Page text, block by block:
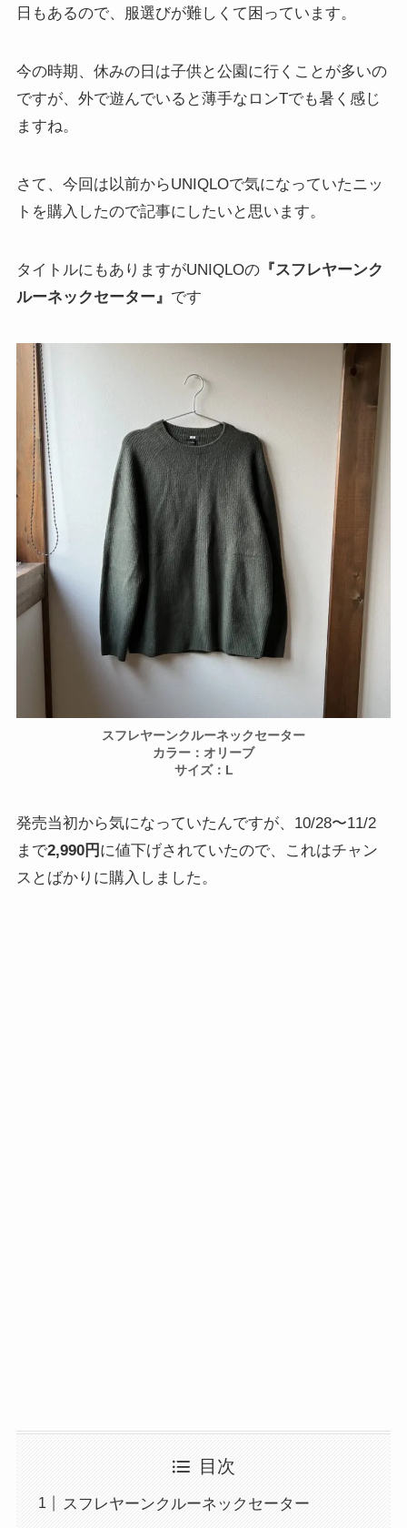
日もあるので、服選びが難しくて困っています。
今の時期、休みの日は子供と公園に行くことが多いの
ですが、外で遊んでいると薄手なロンTでも暑く感じ
ますね。
さて、今回は以前からUNIQLOで気になっていたニッ
トを購入したので記事にしたいと思います。
タイトルにもありますがUNIQLOの『スフレヤーンク
ルーネックセーター』 です
スフレヤーンクルーネックセーター
カラー：オリーブ
サイズ：L
発売当初から気になっていたんですが、 10/28〜11/2
まで2,990円 に値下げされていたので、これはチャン
スとばかりに購入しました。
目次
スフレヤーンクルーネックセーター